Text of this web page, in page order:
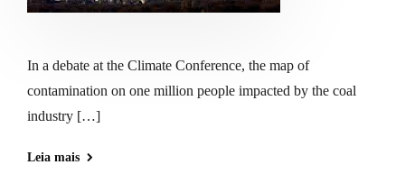
In a debate at the Climate Conference, the map of
contamination on one million people impacted by the coal
industry […]
Leia mais